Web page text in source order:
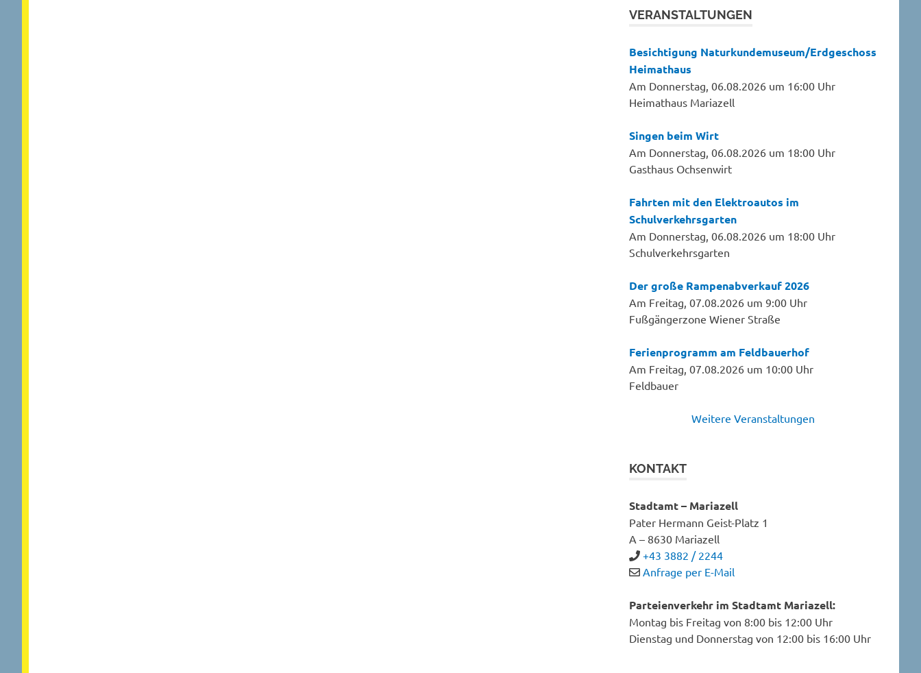
VERANSTALTUNGEN
Besichtigung Naturkundemuseum/Erdgeschoss
Heimathaus
Am Donnerstag, 06.08.2026 um 16:00 Uhr
Heimathaus Mariazell
Singen beim Wirt
Am Donnerstag, 06.08.2026 um 18:00 Uhr
Gasthaus Ochsenwirt
Fahrten mit den Elektroautos im
Schulverkehrsgarten
Am Donnerstag, 06.08.2026 um 18:00 Uhr
Schulverkehrsgarten
Der große Rampenabverkauf 2026
Am Freitag, 07.08.2026 um 9:00 Uhr
Fußgängerzone Wiener Straße
Ferienprogramm am Feldbauerhof
Am Freitag, 07.08.2026 um 10:00 Uhr
Feldbauer
Weitere Veranstaltungen
KONTAKT
Stadtamt – Mariazell
Pater Hermann Geist-Platz 1
A – 8630 Mariazell
+43 3882 / 2244
Anfrage per E-Mail
Parteienverkehr im Stadtamt Mariazell:
Montag bis Freitag von 8:00 bis 12:00 Uhr
Dienstag und Donnerstag von 12:00 bis 16:00 Uhr